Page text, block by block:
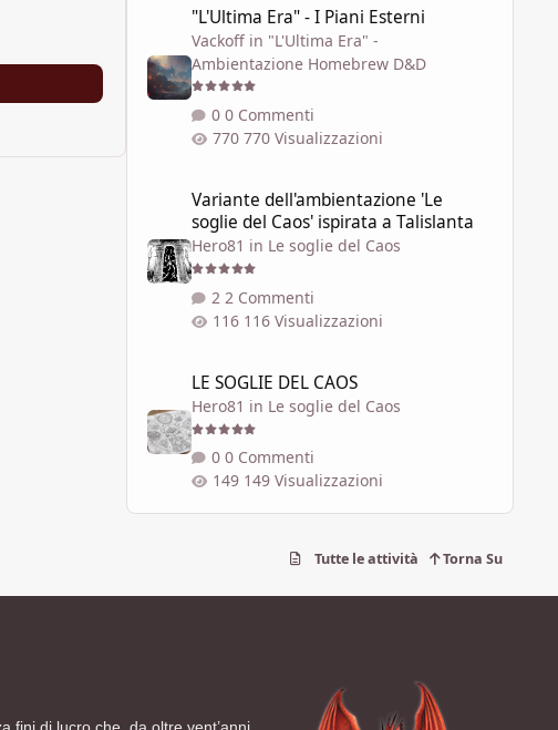
"L'Ultima Era" - I Piani Esterni
Vackoffin "L'Ultima Era" -
Ambientazione Homebrew D&D
0 Commenti
770 Visualizzazioni
Variante dell'ambientazione 'Le
soglie del Caos' ispirata a Talislanta
Hero81 in Le soglie del Caos
2 Commenti
116 Visualizzazioni
LE SOGLIE DEL CAOS
Hero81 in Le soglie del Caos
0 Commenti
149 Visualizzazioni
Tutte le attività Torna Su